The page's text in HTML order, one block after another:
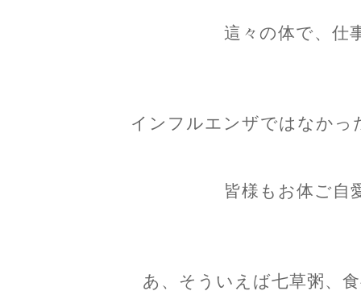
這々の体で、仕
インフルエンザではなかっ
皆様もお体ご自
あ、そういえば七草粥、